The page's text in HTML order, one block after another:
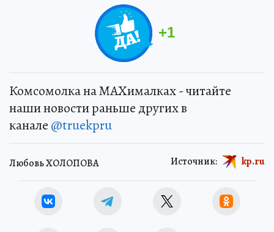
+1
Комсомолка на MAXималках - читайте
наши новости раньше других в
канале @truekpru
Любовь ХОЛОПОВА Источник: kp.ru